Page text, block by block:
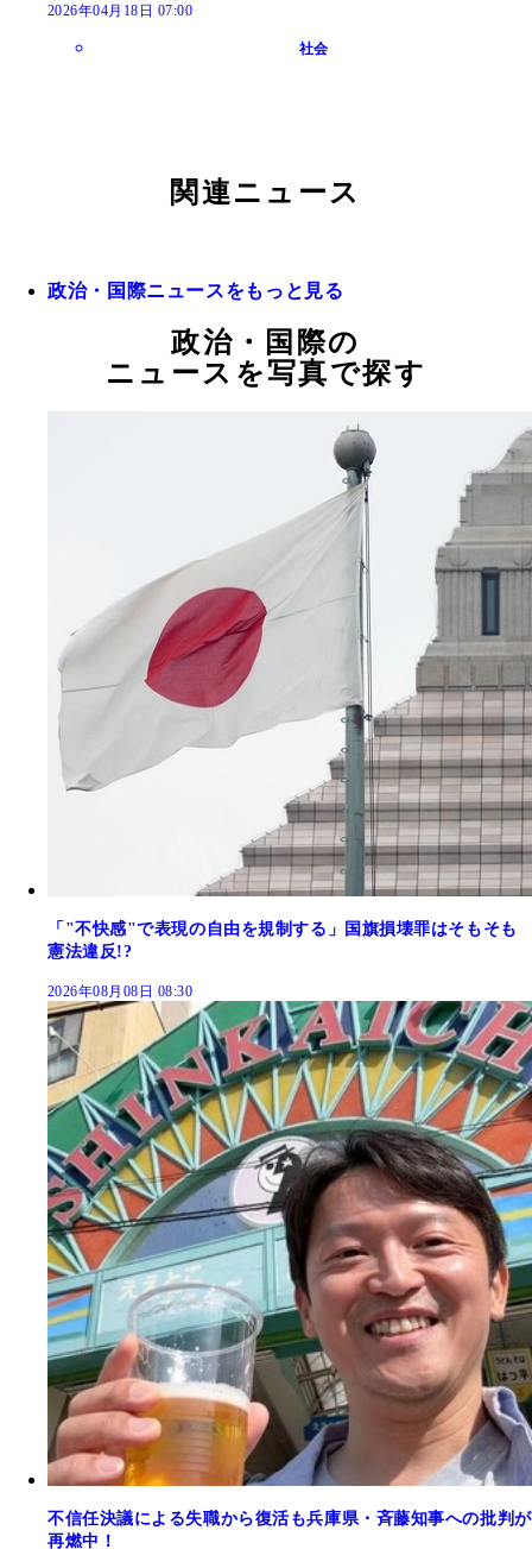
2026年04月18日 07:00
社会
関連ニュース
政治・国際ニュースをもっと見る
政治・国際の
ニュースを写真で探す
「"不快感"で表現の自由を規制する」国旗損壊罪はそもそも
憲法違反!?
2026年08月08日 08:30
不信任決議による失職から復活も兵庫県・斉藤知事への批判が
再燃中！